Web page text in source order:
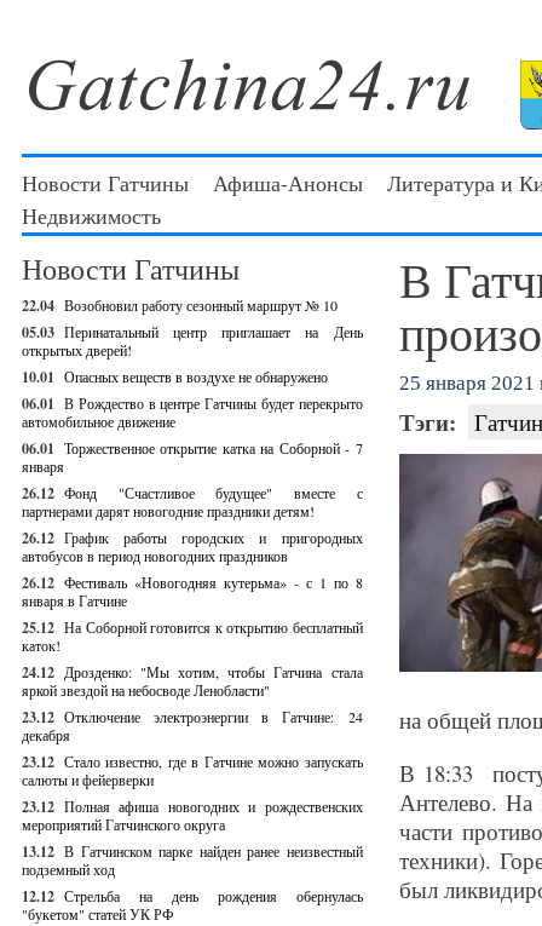
Новости Гатчины Афиша-Анонсы
Литература и
Недвижимость
Новости Гатчины
22.04 Возобновил работу сезонный маршрут № 10
05.03 Перинатальный центр приглашает на День
открытых дверей!
10.01 Опасных веществ в воздухе не обнаружено
06.01 В Рождество в центре Гатчины будет перекрыто
автомобильное движение
06.01 Торжественное открытие катка на Соборной - 7
января
26.12 Фонд "Счастливое будущее" вместе с
партнерами дарят новогодние праздники детям!
26.12 График работы городских и пригородных
автобусов в период новогодних праздников
26.12 Фестиваль «Новогодняя кутерьма» - с 1 по 8
января в Гатчине
25.12 На Соборной готовится к открытию бесплатный
каток!
24.12 Дрозденко: "Мы хотим, чтобы Гатчина стала
яркой звездой на небосводе Ленобласти"
23.12 Отключение электроэнергии в Гатчине: 24
декабря
23.12 Стало известно, где в Гатчине можно запускать
салюты и фейерверки
23.12 Полная афиша новогодних и рождественских
мероприятий Гатчинского округа
13.12 В Гатчинском парке найден ранее неизвестный
подземный ход
12.12 Стрельба на день рождения обернулась
"букетом" статей УК РФ
В
25 января 2021
Тэги:
на общей
В 18:33
Антелево. На
части
техники).
был